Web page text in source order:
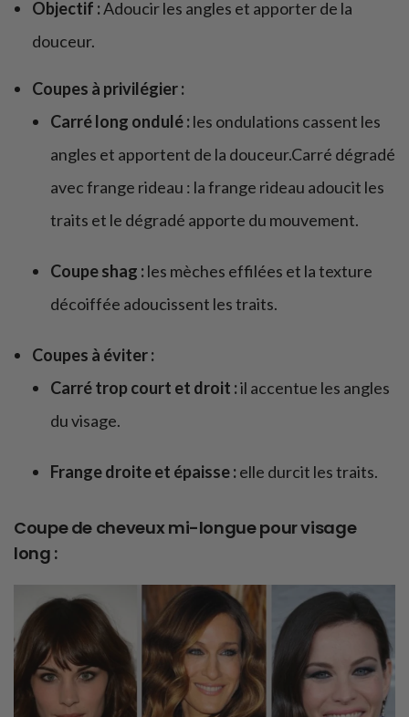
Objectif :Adoucir les angles et apporter de la
douceur.
Coupes à privilégier :
Carré long ondulé :les ondulations cassent les
angles et apportent de la douceur.Carré dégradé
avec frange rideau : la frange rideau adoucit les
traits et le dégradé apporte du mouvement.
Coupe shag :les mèches effilées et la texture
décoiffée adoucissent les traits.
Coupes à éviter :
Carré trop court et droit :il accentue les angles
du visage.
Frange droite et épaisse :elle durcit les traits.
Coupe de cheveux mi-longue pour visage
long :